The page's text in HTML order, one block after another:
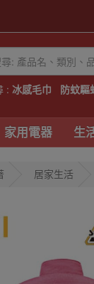
: 冰感毛巾 防蚊驅
家用電器 生
居家生活